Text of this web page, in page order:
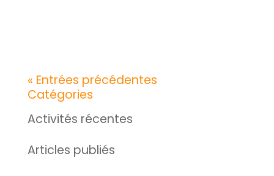
« Entrées précédentes
Catégories
Activités récentes
Articles publiés